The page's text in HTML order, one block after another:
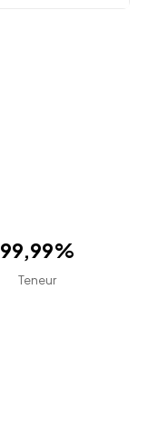
99,99%
Teneur